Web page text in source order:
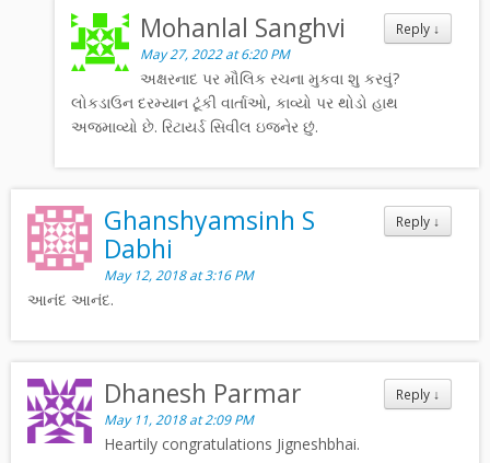
Reply ↓
Mohanlal Sanghvi
May 27, 2022 at 6:20 PM
અક્ષરનાદ પર મૌલિક રચના મુકવા શુ કરવું?
લોકડાઉન દરમ્યાન ટૂંકી વાર્તાઓ, કાવ્યો પર થોડો હાથ
અજમાવ્યો છે. રિટાયર્ડ સિવીલ ઇજનેર છું.
Reply ↓
Ghanshyamsinh S
Dabhi
May 12, 2018 at 3:16 PM
આનંદ આનંદ.
Reply ↓
Dhanesh Parmar
May 11, 2018 at 2:09 PM
Heartily congratulations Jigneshbhai.